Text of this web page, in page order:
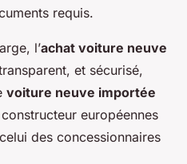
requis.
l’achat voiture neuve
et sécurisé,
voiture neuve importée
européennes
des concessionnaires